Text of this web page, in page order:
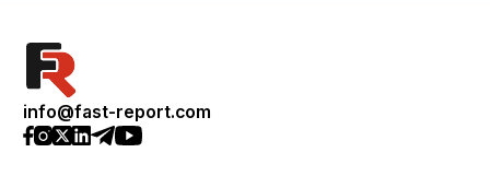
info@fast-report.com